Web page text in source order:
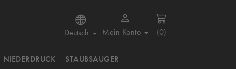
Deutsch Mein Konto (0)
NIEDERDRUCK STAUBSAUGER